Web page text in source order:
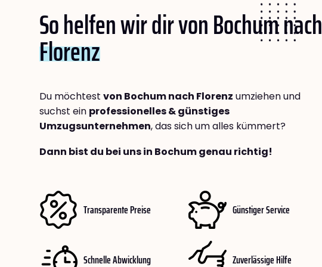
So helfen wir dir von Bochum nach
Florenz
Du möchtest von Bochum nach Florenz umziehen und
suchst ein professionelles & günstiges
Umzugsunternehmen, das sich um alles kümmert?
Dann bist du bei uns in Bochum genau richtig!
Transparente Preise Günstiger Service
Schnelle Abwicklung Zuverlässige Hilfe